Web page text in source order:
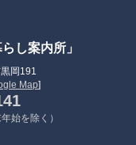
し案内所」
岡191
Map]
始を除く）